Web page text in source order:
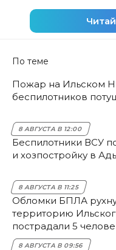
По теме
Пожар на Ильском
беспилотников
8 АВГУСТА В 12:00
Беспилотники ВСУ
и хозпостройку в
8 АВГУСТА В 11:25
Обломки БПЛА
территорию
пострадали 5
8 АВГУСТА В 09:56